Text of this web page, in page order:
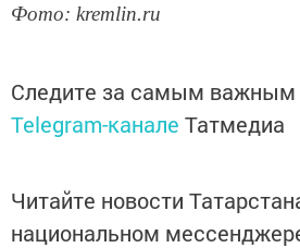
Фото: kremlin.ru
Следите за самым важным
Telegram-канале Татмедиа
Читайте новости
национальном